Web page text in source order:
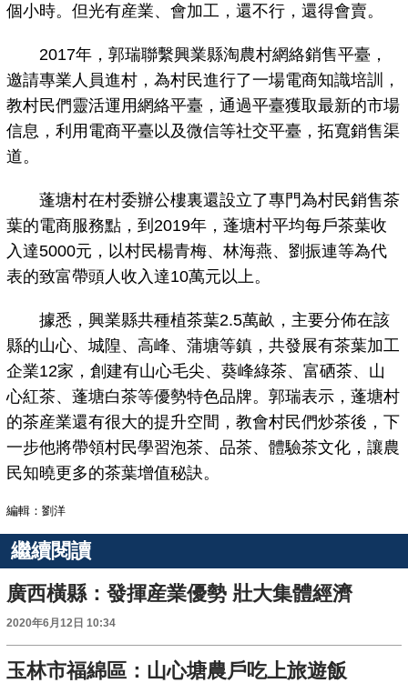
個小時。但光有産業、會加工，還不行，還得會賣。
2017年，郭瑞聯繫興業縣淘農村網絡銷售平臺，
邀請專業人員進村，為村民進行了一場電商知識培訓，
教村民們靈活運用網絡平臺，通過平臺獲取最新的市場
信息，利用電商平臺以及微信等社交平臺，拓寬銷售渠
道。
蓬塘村在村委辦公樓裏還設立了專門為村民銷售茶
葉的電商服務點，到2019年，蓬塘村平均每戶茶葉收
入達5000元，以村民楊青梅、林海燕、劉振連等為代
表的致富帶頭人收入達10萬元以上。
據悉，興業縣共種植茶葉2.5萬畝，主要分佈在該
縣的山心、城隍、高峰、蒲塘等鎮，共發展有茶葉加工
企業12家，創建有山心毛尖、葵峰綠茶、富硒茶、山
心紅茶、蓬塘白茶等優勢特色品牌。郭瑞表示，蓬塘村
的茶産業還有很大的提升空間，教會村民們炒茶後，下
一步他將帶領村民學習泡茶、品茶、體驗茶文化，讓農
民知曉更多的茶葉增值秘訣。
編輯：劉洋
繼續閱讀
廣西橫縣：發揮産業優勢 壯大集體經濟
2020年6月12日 10:34
玉林市福綿區：山心塘農戶吃上旅遊飯